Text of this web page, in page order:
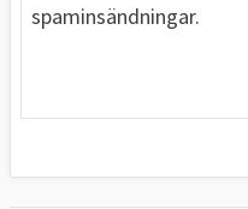
spaminsändningar.